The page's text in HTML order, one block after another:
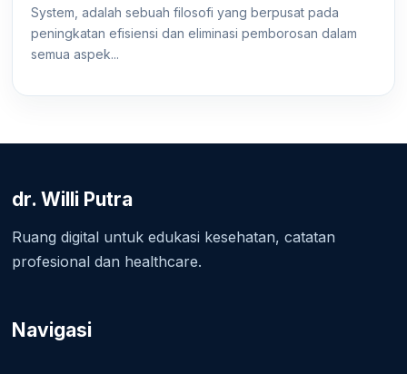
System, adalah sebuah filosofi yang berpusat pada
peningkatan efisiensi dan eliminasi pemborosan dalam
semua aspek...
dr. Willi Putra
Ruang digital untuk edukasi kesehatan, catatan
profesional dan healthcare.
Navigasi